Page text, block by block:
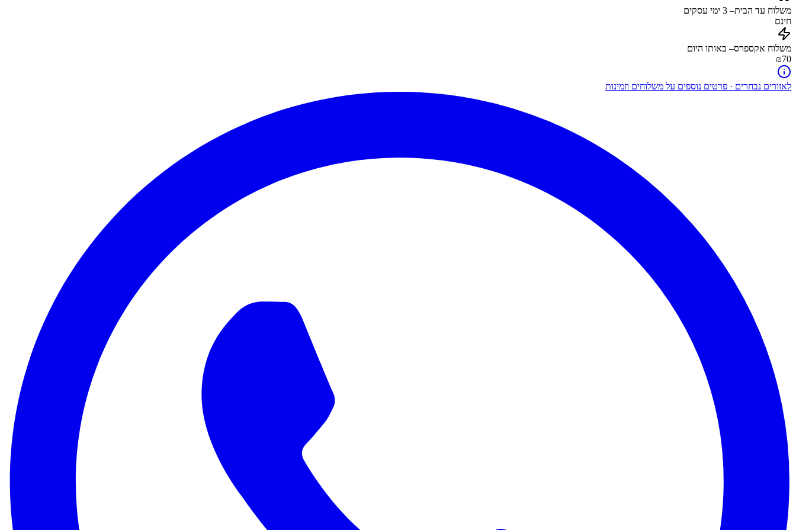
משלוח עד הבית–
3 ימי עסקים
חינם
משלוח אקספרס– באותו היום
₪70
לאזורים נבחרים · פרטים נוספים על משלוחים וזמינות